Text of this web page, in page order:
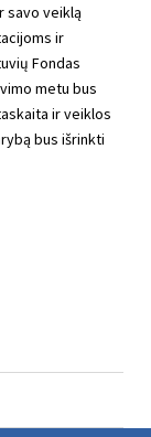
savo veiklą
ir
Fondas
metu bus
ir veiklos
bus išrinkti